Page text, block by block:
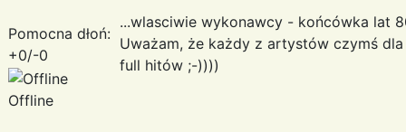
Pomocna dłoń:
+0/-0
Offline
...wlasciwie wykonawcy - końcówka lat
Uważam, że każdy z artystów czymś dla
full hitów ;-))))